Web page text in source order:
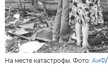
На месте катастрофы. Фото:АиФ/